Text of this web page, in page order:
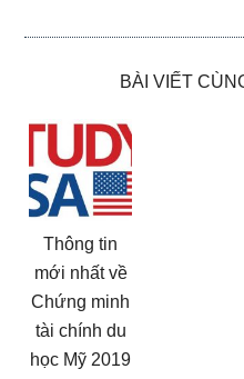
BÀI VIẾT
Thông tin
mới nhất về
Chứng minh
tài chính du
học Mỹ 2019